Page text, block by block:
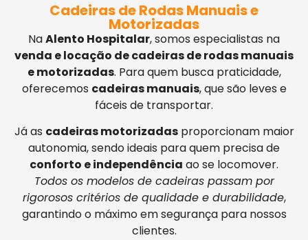
Cadeiras de Rodas Manuais e
Motorizadas
NaAlento Hospitalar, somos especialistas na
venda e locação de cadeiras de rodas manuais
e motorizadas. Para quem busca praticidade,
oferecemos cadeiras manuais, que são leves e
fáceis de transportar.
Já as cadeiras motorizadasproporcionam maior
autonomia, sendo ideais para quem precisa de
conforto e independência ao se locomover.
Todos os modelos de cadeiras passam por
rigorosos critérios de qualidade e durabilidade,
garantindo o máximo em segurança para nossos
clientes.